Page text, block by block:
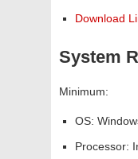
Download
System
Minimum:
OS:
Processor: